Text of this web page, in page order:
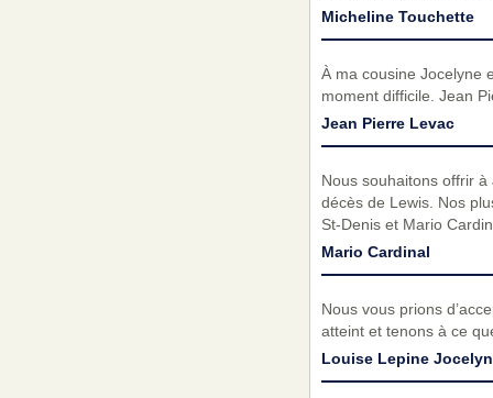
Micheline Touchette
À ma cousine Jocelyne
moment difficile. Jean
Jean Pierre Levac
Nous souhaitons offrir
décès de Lewis. Nos
St-Denis et Mario
Mario Cardinal
Nous vous prions
atteint et tenons à ce
Louise Lepine